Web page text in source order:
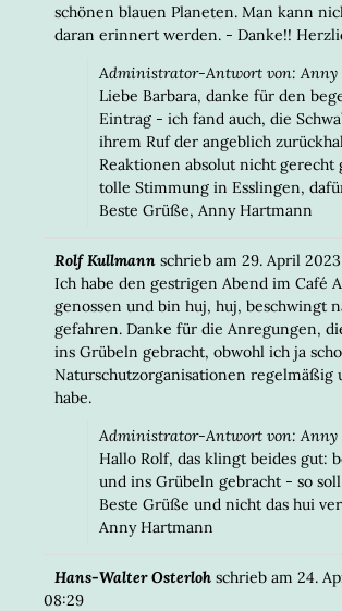
schönen blauen Planeten. Man kann
daran erinnert werden. - Danke!!
Administrator-Antwort von:
Liebe Barbara, danke für den
Eintrag - ich fand auch, die
ihrem Ruf der angeblich
Reaktionen absolut nicht gerecht
tolle Stimmung in Esslingen,
Beste Grüße, Anny Hartmann
Rolf Kullmann schrieb am 29. April 2023
Ich habe den gestrigen Abend im Café
genossen und bin huj, huj, beschwingt
gefahren. Danke für die Anregungen,
ins Grübeln gebracht, obwohl ich ja
Naturschutzorganisationen regelmäßig
habe.
Administrator-Antwort von:
Hallo Rolf, das klingt beides gut:
und ins Grübeln gebracht - so
Beste Grüße und nicht das hui
Anny Hartmann
Hans-Walter Osterloh schrieb am 24.
08:29